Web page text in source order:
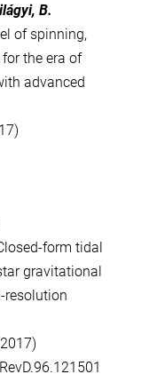
B.
of spinning,
the era of
advanced
form tidal
gravitational
resolution